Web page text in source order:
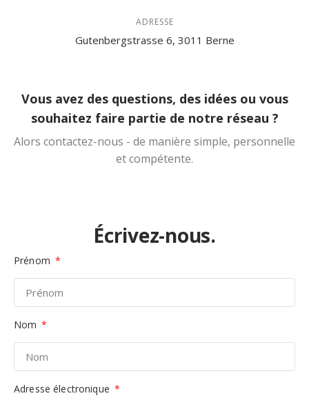
ADRESSE
Gutenbergstrasse 6, 3011 Berne
Vous avez des questions, des idées ou vous
souhaitez faire partie de notre réseau ?
Alors contactez-nous - de manière simple, personnelle
et compétente.
Écrivez-nous.
Prénom
Nom
Adresse électronique